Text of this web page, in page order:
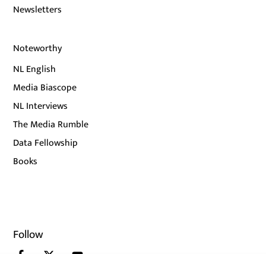
Newsletters
Noteworthy
NL English
Media Biascope
NL Interviews
The Media Rumble
Data Fellowship
Books
Follow